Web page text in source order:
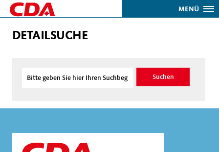
MENÜ
DETAILSUCHE